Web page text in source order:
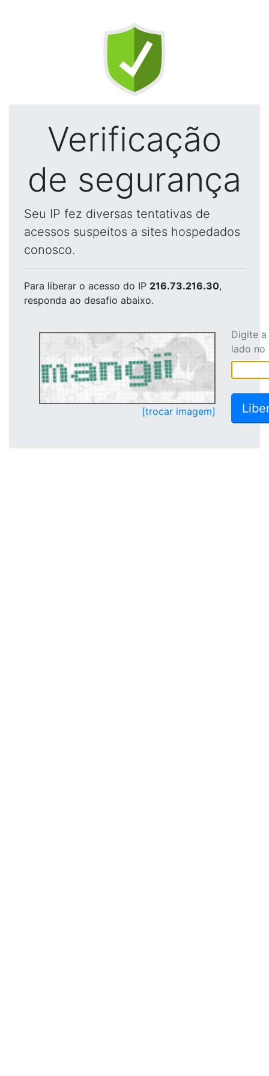
Verificação
de segurança
Seu IP fez diversas tentativas de
acessos suspeitos a sites hospedados
conosco.
Para liberar o acesso do IP 216.73.216.30,
responda ao desafio abaixo.
[trocar imagem]
Digite
lado no